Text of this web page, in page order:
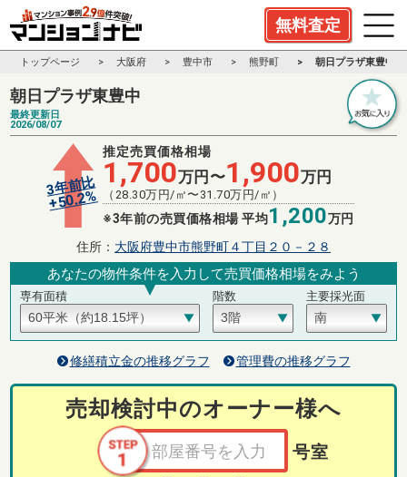
無料査定
トップページ 大阪府 豊中市 熊野町 朝日プラザ東豊中
朝日プラザ東豊中
最終更新日
2026/08/07
3年前比
+50.2%
推定売買価格相場
1,700万円〜1,900万円
（ 28.30万円/㎡〜 31.70万円/㎡）
※3年前の売買価格相場 平均1,200万円
住所： 大阪府豊中市熊野町４丁目２０－２８
あなたの物件条件を入力して売買価格相場をみよう
専有面積 階数 主要採光面
修繕積立金の推移グラフ 管理費の推移グラフ
売却検討中のオーナー様へ
号室